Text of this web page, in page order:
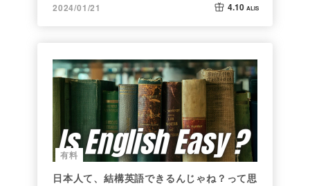
2024/01/21
4.10 ALIS
有料
日本人て、結構英語できるんじゃね？って思